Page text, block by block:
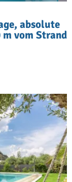
absolute
vom Strand